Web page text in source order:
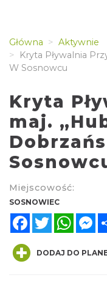
Główna
Aktywnie
Kryta Pływalnia
W Sosnowcu
Kryta
maj.
Miejscowość:
SOSNOWIEC
FacebookTwitter
DODAJ DO